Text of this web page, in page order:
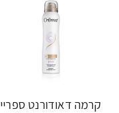
קרמה דאודורנט ספריי